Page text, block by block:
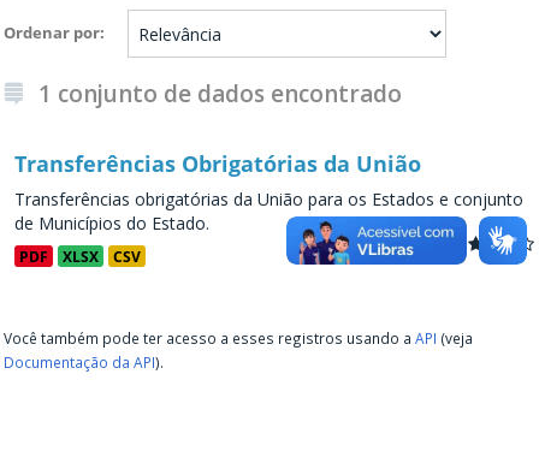
Ordenar por
1 conjunto de dados encontrado
Transferências Obrigatórias da União
Transferências obrigatórias da União para os Estados e conjunto
de Municípios do Estado.
PDF XLSX CSV
Você também pode ter acesso a esses registros usando a API (veja
Documentação da API).